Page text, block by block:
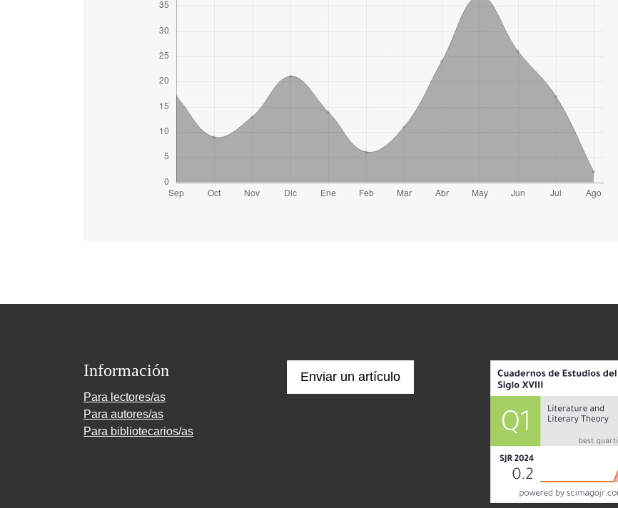
Información
Para lectores/as
Para autores/as
Para bibliotecarios/as
Enviar un artículo